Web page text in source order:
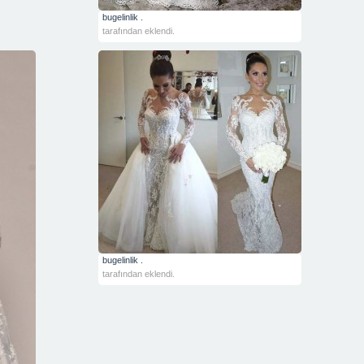
bugelinlik .
tarafından eklendi.
bugelinlik .
tarafından eklendi.